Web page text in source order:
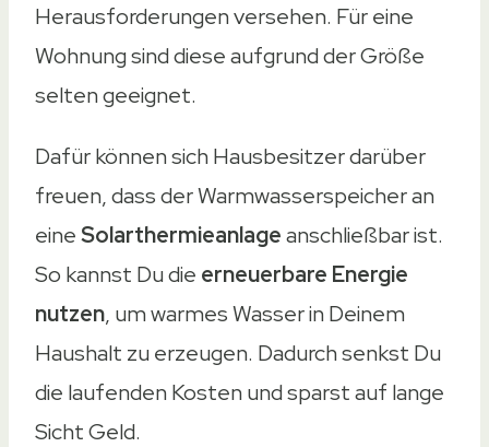
Herausforderungen versehen. Für eine
Wohnung sind diese aufgrund der Größe
selten geeignet.
Dafür können sich Hausbesitzer darüber
freuen, dass der Warmwasserspeicher an
eineSolarthermieanlageanschließbar ist.
So kannst Du die erneuerbare Energie
nutzen, um warmes Wasser in Deinem
Haushalt zu erzeugen. Dadurch senkst Du
die laufenden Kosten und sparst auf lange
Sicht Geld.